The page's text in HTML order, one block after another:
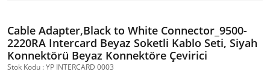
Cable Adapter,Black to White Connector_9500-
2220RA Intercard Beyaz Soketli Kablo Seti, Siyah
Konnektörü Beyaz Konnektöre Çevirici
Stok Kodu : YP INTERCARD 0003